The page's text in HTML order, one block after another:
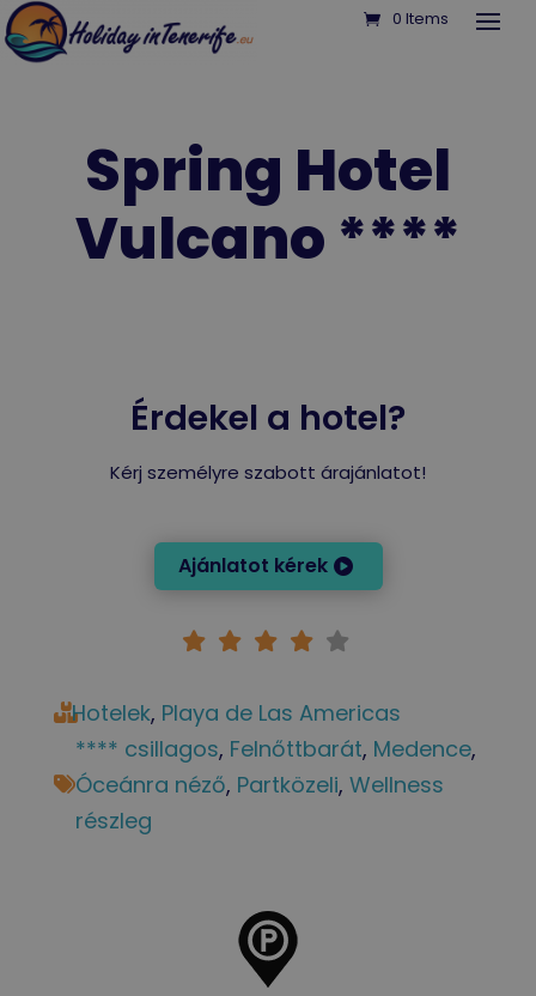
0 Items
Spring Hotel
Vulcano ****
Érdekel a hotel?
Kérj személyre szabott árajánlatot!
Ajánlatot kérek
Hotelek, Playa de Las Americas
**** csillagos, Felnőttbarát, Medence
Óceánra néző, Partközeli, Wellness
részleg